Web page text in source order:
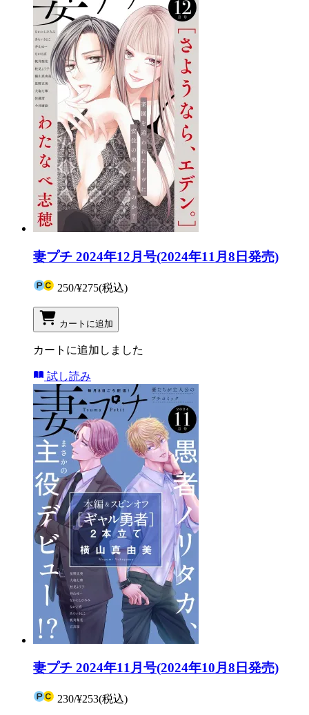
妻プチ 2024年12月号(2024年11月8日発売)
250/¥275(税込)
カートに追加
カートに追加しました
試し読み
妻プチ 2024年11月号(2024年10月8日発売)
230/¥253(税込)